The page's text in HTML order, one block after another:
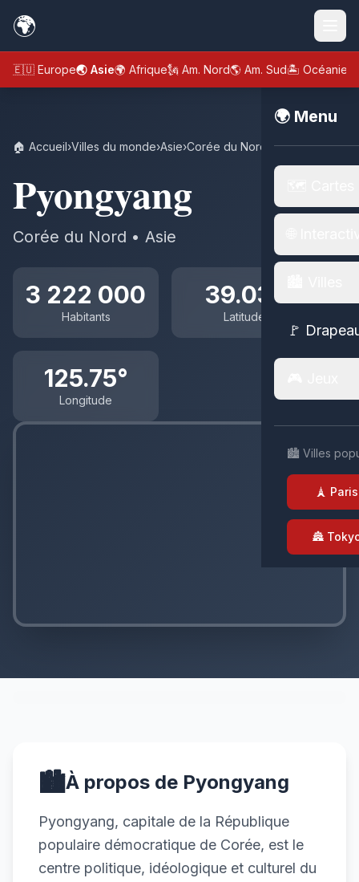
🌍
🇪🇺 Europe🌏 Asie🌍 Afrique🗽 Am. Nord🌎 Am. Sud🏝️ Océanie
🌍 Menu
🚩
🏙️ Villes
🗼 Paris
🏯
🏠 Accueil›Villes du monde›Asie›Corée du Nord Pyongyang
Pyongyang
Corée du Nord • Asie
3 222 000
Habitants
39.03°
Latitude
125.75°
Longitude
🏙️À propos de Pyongyang
Pyongyang, capitale de la République
populaire démocratique de Corée, est le
centre politique, idéologique et culturel du